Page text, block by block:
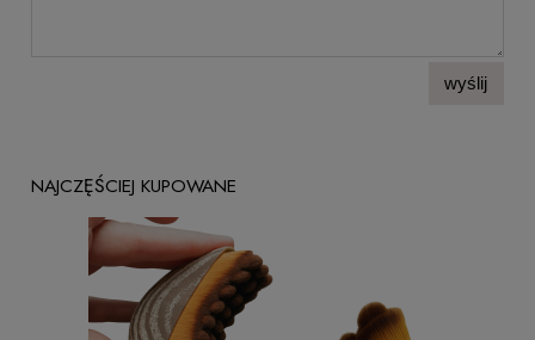
wyślij
NAJCZĘŚCIEJ KUPOWANE